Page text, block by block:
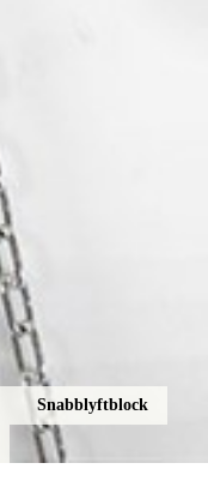
Snabblyftblock